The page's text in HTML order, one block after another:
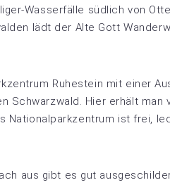
Wasserfälle südlich von
lädt der Alte Gott
Ruhestein mit einer
Schwarzwald. Hier erhält man
Nationalparkzentrum ist frei,
aus gibt es gut